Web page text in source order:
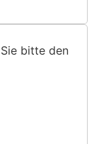
bitte den